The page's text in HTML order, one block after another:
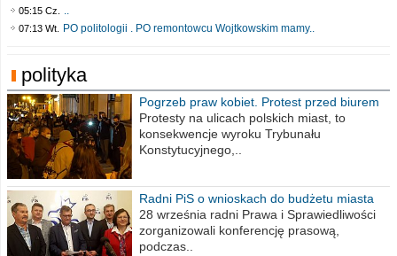
05:15 Cz. ..
07:13 Wt. PO politologii . PO remontowcu Wojtkowskim mamy..
polityka
Pogrzeb praw kobiet. Protest przed biurem
poselskim PiS
Protesty na ulicach polskich miast, to
konsekwencje wyroku Trybunału
Konstytucyjnego,..
Radni PiS o wnioskach do budżetu miasta
na 2021 rok
28 września radni Prawa i Sprawiedliwości
zorganizowali konferencję prasową,
podczas..